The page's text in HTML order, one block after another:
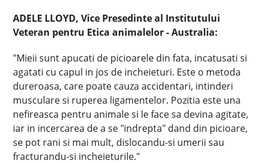
ADELE LLOYD, Vice Presedinte al Institutului
Veteran pentru Eticaanimalelor - Australia:
"Mieii sunt apucati de picioarele din fata, incatusati si
agatati cu capul in jos de incheieturi. Este o metoda
dureroasa, care poate cauza accidentari, intinderi
musculare si ruperea ligamentelor. Pozitia este una
nefireasca pentru animale si le face sa devina agitate,
iar in incercarea de a se "indrepta" dand din picioare,
se pot rani si mai mult, dislocandu-si umerii sau
fracturandu-si incheieturile."